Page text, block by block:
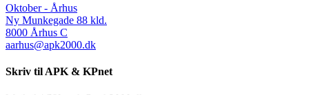
Oktober - Århus
Ny Munkegade 88 kld.
8000 Århus C
aarhus@apk2000.dk
Skriv til APK & KPnet